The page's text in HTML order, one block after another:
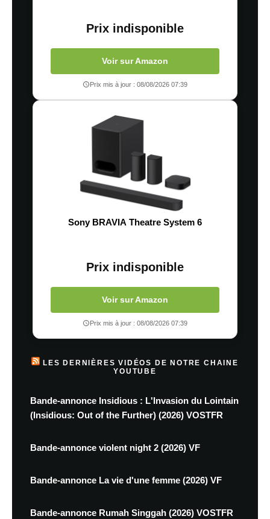
Prix indisponible
Voir sur Amazon
Prix mis à jour : 08/08/2026 07:39
Sony BRAVIA Theatre System 6
Prix indisponible
Voir sur Amazon
Prix mis à jour : 08/08/2026 07:39
LES DERNIÈRES VIDÉOS DE NOTRE CHAINE
YOUTUBE
Bande-annonce Insidious : L'Invasion du Lointain
(Insidious: Out of the Further) (2026) VOSTFR
Bande-annonce violent night 2 (2026) VF
Bande-annonce La vie d'une femme (2026) VF
Bande-annonce Rumah Singgah (2026) VOSTFR